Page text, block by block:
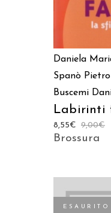
Daniela
Spanò
Buscemi
Labirinti
9,00€
8,55€
Brossura
ESAURITO